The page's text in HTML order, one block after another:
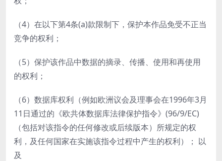
（4）在以下第4条(a)款限制下，保护本作品免受不正当
竞争的权利；
（5）保护该作品中数据的摘录、传播、使用和再使用
的权利；
（6）数据库权利（例如欧洲议会及理事会在1996年3月
11日通过的《欧共体数据库法律保护指令》(96/9/EC)
（包括对该指令的任何修改或后续版本）所规定的权
利，及任何国家在实施该指令过程中产生的权利）； 以
及